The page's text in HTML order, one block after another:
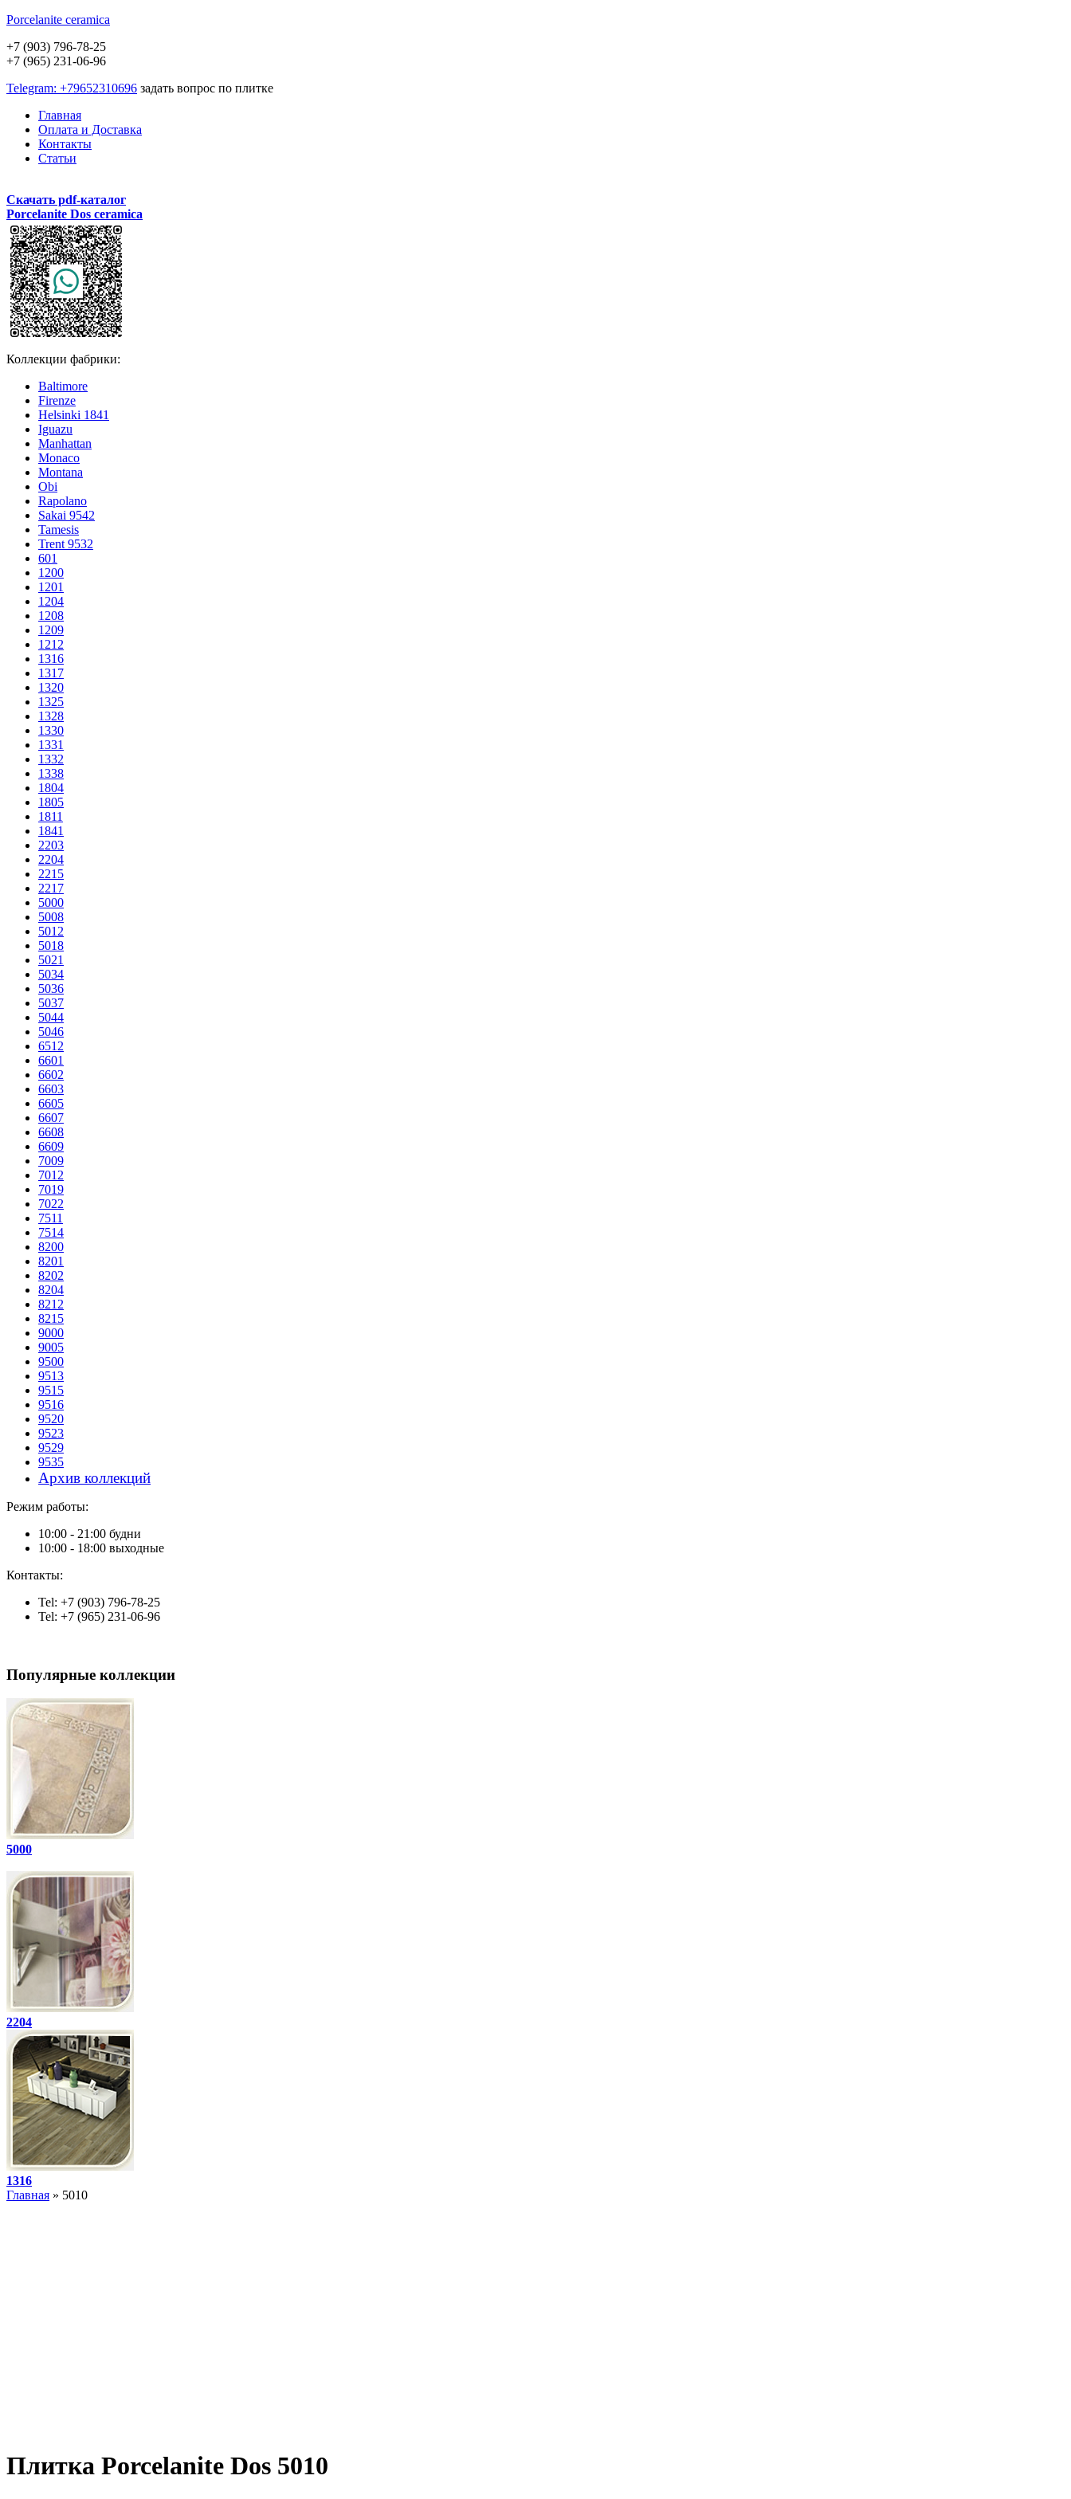
Porcelanite ceramica
+7 (903) 796-78-25
+7 (965) 231-06-96
Telegram: +79652310696 задать вопрос по плитке
Главная
Оплата и Доставка
Контакты
Статьи
Скачать pdf-каталог
Porcelanite Dos ceramica
Коллекции фабрики:
Baltimore
Firenze
Helsinki 1841
Iguazu
Manhattan
Monaco
Montana
Obi
Rapolano
Sakai 9542
Tamesis
Trent 9532
601
1200
1201
1204
1208
1209
1212
1316
1317
1320
1325
1328
1330
1331
1332
1338
1804
1805
1811
1841
2203
2204
2215
2217
5000
5008
5012
5018
5021
5034
5036
5037
5044
5046
6512
6601
6602
6603
6605
6607
6608
6609
7009
7012
7019
7022
7511
7514
8200
8201
8202
8204
8212
8215
9000
9005
9500
9513
9515
9516
9520
9523
9529
9535
Архив коллекций
Режим работы:
10:00 - 21:00 будни
10:00 - 18:00 выходные
Контакты:
Tel: +7 (903) 796-78-25
Tel: +7 (965) 231-06-96
Популярные коллекции
5000
2204
1316
Главная » 5010
Плитка Porcelanite Dos 5010